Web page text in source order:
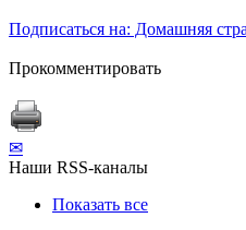
Подписаться на: Домашняя
Прокомментировать
✉
Наши RSS-каналы
Показать все